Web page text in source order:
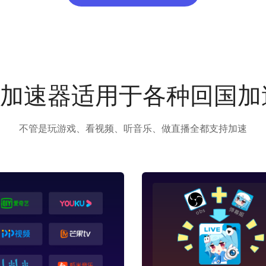
速器适用于各种回国
不管是玩游戏、看视频、听音乐、做直播全都支持加速